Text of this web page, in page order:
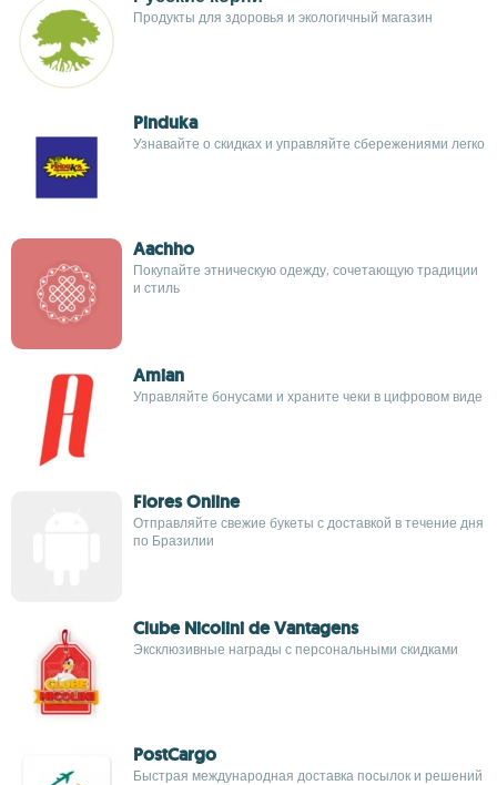
Продукты для здоровья и экологичный магазин
Pinduka
Узнавайте о скидках и управляйте сбережениями легко
Aachho
Покупайте этническую одежду, сочетающую традиции
и стиль
Amian
Управляйте бонусами и храните чеки в цифровом виде
Flores Online
Отправляйте свежие букеты с доставкой в течение дня
по Бразилии
Clube Nicolini de Vantagens
Эксклюзивные награды с персональными скидками
PostCargo
Быстрая международная доставка посылок и решений